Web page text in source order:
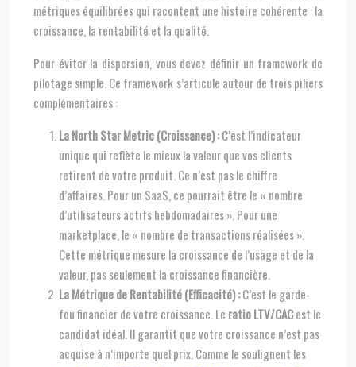
métriques équilibrées qui racontent une histoire cohérente : la
croissance, la rentabilité et la qualité.
Pour éviter la dispersion, vous devez définir un framework de
pilotage simple. Ce framework s’articule autour de trois piliers
complémentaires :
La North Star Metric (Croissance) :C’est l’indicateur
unique qui reflète le mieux la valeur que vos clients
retirent de votre produit. Ce n’est pas le chiffre
d’affaires. Pour un SaaS, ce pourrait être le « nombre
d’utilisateurs actifs hebdomadaires ». Pour une
marketplace, le « nombre de transactions réalisées ».
Cette métrique mesure la croissance de l’usage et de la
valeur, pas seulement la croissance financière.
La Métrique de Rentabilité (Efficacité) :C’est le garde-
fou financier de votre croissance. Le ratio LTV/CACest le
candidat idéal. Il garantit que votre croissance n’est pas
acquise à n’importe quel prix. Comme le soulignent les